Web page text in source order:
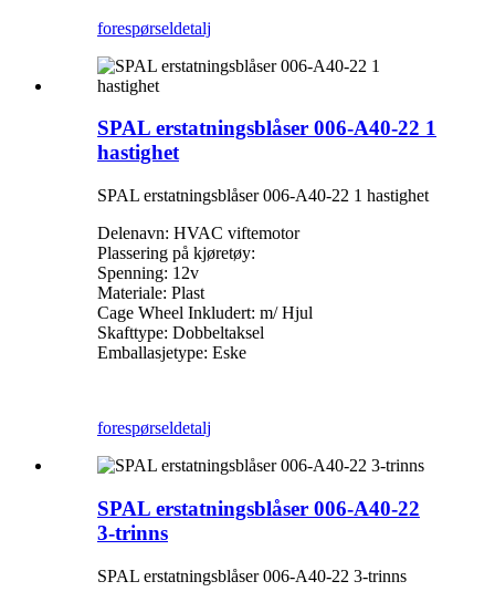
forespørseldetalj
SPAL erstatningsblåser 006-A40-22 1
hastighet
SPAL erstatningsblåser 006-A40-22 1 hastighet
Delenavn: HVAC viftemotor
Plassering på kjøretøy:
Spenning: 12v
Materiale: Plast
Cage Wheel Inkludert: m/ Hjul
Skafttype: Dobbeltaksel
Emballasjetype: Eske
forespørseldetalj
SPAL erstatningsblåser 006-A40-22
3-trinns
SPAL erstatningsblåser 006-A40-22 3-trinns